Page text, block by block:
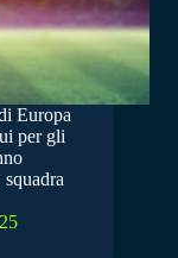
Europa
per gli